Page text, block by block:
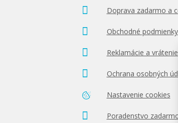
Doprava zadarmo a
Obchodné
Reklamácie a vrátenie
Ochrana osobných
Nastavenie cookies
Poradenstvo